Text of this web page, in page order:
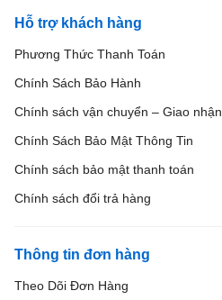
Hỗ trợ khách hàng
Phương Thức Thanh Toán
Chính Sách Bảo Hành
Chính sách vận chuyển – Giao nhận
Chính Sách Bảo Mật Thông Tin
Chính sách bảo mật thanh toán
Chính sách đổi trả hàng
Thông tin đơn hàng
Theo Dõi Đơn Hàng